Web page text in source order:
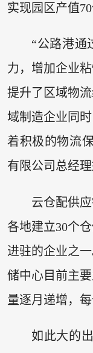
实现园区产值
“公路港通
力，增加企业
提升了区域物
域制造企业同
着积极的物流
有限公司总经理
云仓配供
各地建立30个
进驻的企业之
储中心目前主
量逐月递增，
如此大的